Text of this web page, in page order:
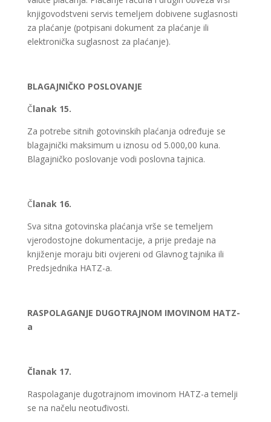
knjigovodstveni servis temeljem dobivene suglasnosti
za plaćanje (potpisani dokument za plaćanje ili
elektronička suglasnost za plaćanje).
BLAGAJNIČKO POSLOVANJE
Članak 15.
Za potrebe sitnih gotovinskih plaćanja određuje se
blagajnički maksimum u iznosu od 5.000,00 kuna.
Blagajničko poslovanje vodi poslovna tajnica.
Članak 16.
Sva sitna gotovinska plaćanja vrše se temeljem
vjerodostojne dokumentacije, a prije predaje na
knjiženje moraju biti ovjereni od Glavnog tajnika ili
Predsjednika HATZ-a.
RASPOLAGANJE DUGOTRAJNOM IMOVINOM HATZ-
a
Članak 17.
Raspolaganje dugotrajnom imovinom HATZ-a temelji
se na načelu neotuđivosti.